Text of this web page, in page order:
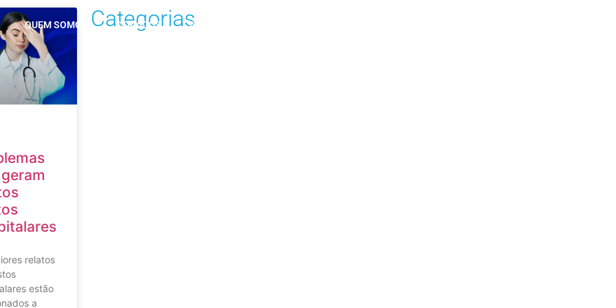
QUEM SOMOS SERVIÇOS AJUDA
relatos
estão
a
Categorias